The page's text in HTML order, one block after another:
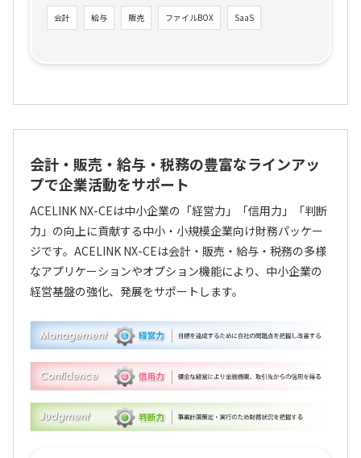
会計 給与 販売 ファイルBOX SaaS
会計・販売・給与・税務の豊富なラインアッ
プで企業活動をサポート
ACELINK NX-CEは中小企業の「経営力」「信用力」「判断
力」の向上に貢献する中小・小規模企業向け財務パッケー
ジです。ACELINK NX-CEは会計・販売・給与・税務の多様
なアプリケーションやオプション機能により、中小企業の
経営基盤の強化、発展をサポートします。